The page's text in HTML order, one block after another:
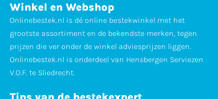
Winkel en Webshop
Onlinebestek.nl is dé online bestekwinkel met het
grootste assortiment en de bekendste merken, tegen
prijzen die ver onder de winkel adviesprijzen liggen.
Onlinebestek.nl is onderdeel van Hensbergen Serviezen
V.O.F. te Sliedrecht.